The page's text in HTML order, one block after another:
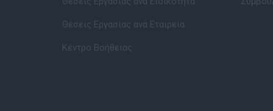
Θέσεις Εργασίας ανά Εταιρεία
Κέντρο Βοήθειας